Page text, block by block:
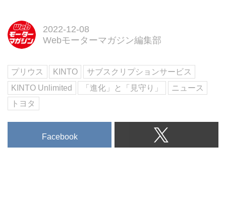
2022-12-08
Webモーターマガジン編集部
プリウス KINTO
サブスクリプションサービス
KINTO Unlimited
「進化」と「見守り」
ニュース
トヨタ
Facebook